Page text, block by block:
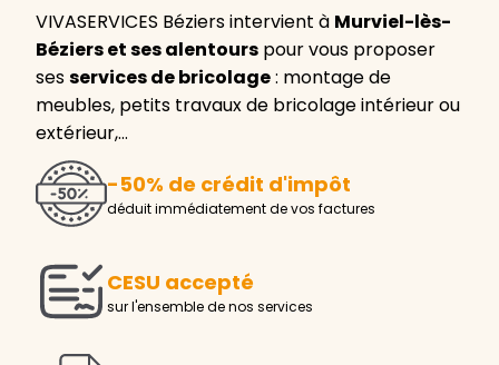
VIVASERVICES Béziers intervient à Murviel-lès-
Béziers et ses alentours pour vous proposer
sesservices de bricolage: montage de
meubles, petits travaux de bricolage intérieur ou
extérieur,…
-50% de crédit d'impôt
déduit immédiatement de vos factures
CESU accepté
sur l'ensemble de nos services